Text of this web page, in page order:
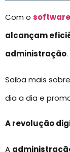
Com o
alcançam
administração.
Saiba mais
dia a dia e
A revolução
A